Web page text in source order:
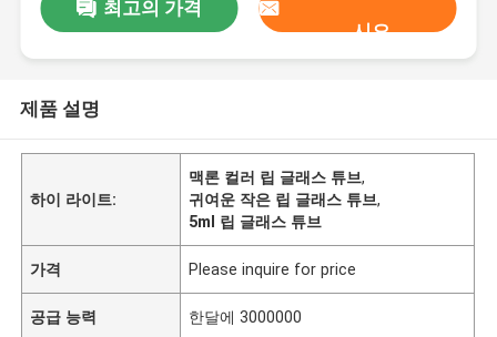
최고의 가격
시오
제품 설명
하이 라이트:
맥론 컬러 립 글래스 튜브,
귀여운 작은 립 글래스 튜브,
5ml 립 글래스 튜브
가격 Please inquire for price
공급 능력 한달에 3000000